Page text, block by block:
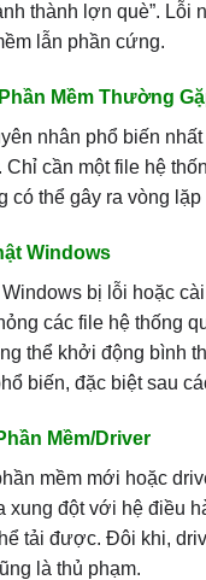
thành lợn què”. Lỗi
lẫn phần cứng.
Mềm Thường
nhân phổ biến
Chỉ cần một file hệ
có thể gây ra vòng lặp
Windows
bị lỗi hoặc
các file hệ thống
thể khởi động bình
biến, đặc biệt sau
Mềm/Driver
mềm mới hoặc
xung đột với hệ điều
tải được. Đôi khi,
là thủ phạm.